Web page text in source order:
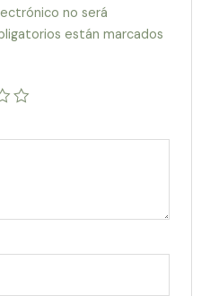
no será
están marcados